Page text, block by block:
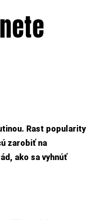
Rast popularity
zarobiť na
ako sa vyhnúť